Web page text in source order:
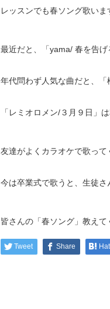
レッスンでも春ソング歌いま
最近だと、「yama/ 春を告げ
年代問わず人気な曲だと、「
「レミオロメン/３月９日」
友達がよくカラオケで歌って
今は卒業式で歌うと、生徒さ
皆さんの「春ソング」教えて
Tweet Share